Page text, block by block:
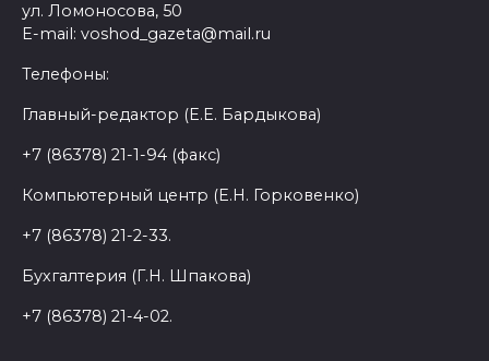
ул. Ломоносова, 50
E-mail: voshod_gazeta@mail.ru
Телефоны:
Главный-редактор (Е.Е. Бардыкова)
+7 (86378) 21-1-94 (факс)
Компьютерный центр (Е.Н. Горковенко)
+7 (86378) 21-2-33.
Бухгалтерия (Г.Н. Шпакова)
+7 (86378) 21-4-02.